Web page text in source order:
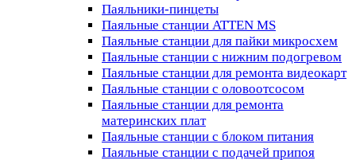
Паяльники-пинцеты
Паяльные станции ATTEN MS
Паяльные станции для пайки микросхем
Паяльные станции с нижним подогревом
Паяльные станции для ремонта видеокарт
Паяльные станции с оловоотсосом
Паяльные станции для ремонта
материнских плат
Паяльные станции с блоком питания
Паяльные станции с подачей припоя